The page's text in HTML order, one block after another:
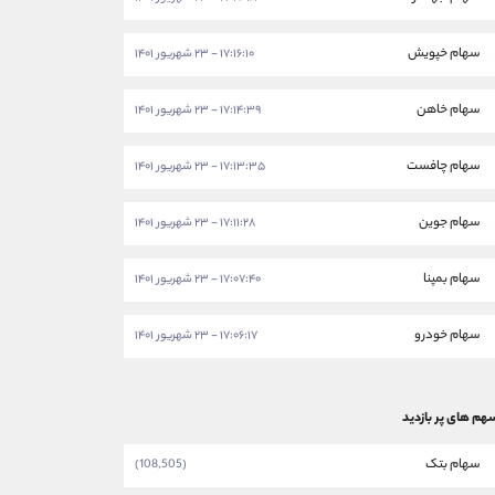
سهام خپویش ۱۷:۱۶:۱۰ - ۲۳ شهریور ۱۴۰۱
سهام خاهن ۱۷:۱۴:۳۹ - ۲۳ شهریور ۱۴۰۱
سهام چافست ۱۷:۱۳:۳۵ - ۲۳ شهریور ۱۴۰۱
سهام جوین ۱۷:۱۱:۲۸ - ۲۳ شهریور ۱۴۰۱
سهام بمپنا ۱۷:۰۷:۴۰ - ۲۳ شهریور ۱۴۰۱
سهام خودرو ۱۷:۰۶:۱۷ - ۲۳ شهریور ۱۴۰۱
های پر بازدید
سهام بتک (108,505)